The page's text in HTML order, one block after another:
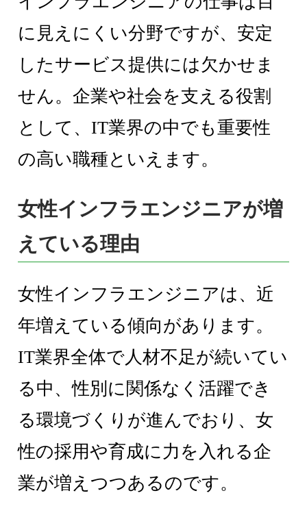
に見えにくい分野ですが、安定
したサービス提供には欠かせま
せん。企業や社会を支える役割
として、IT業界の中でも重要性
の高い職種といえます。
女性インフラエンジニアが増
えている理由
女性インフラエンジニアは、近
年増えている傾向があります。
IT業界全体で人材不足が続いてい
る中、性別に関係なく活躍でき
る環境づくりが進んでおり、女
性の採用や育成に力を入れる企
業が増えつつあるのです。